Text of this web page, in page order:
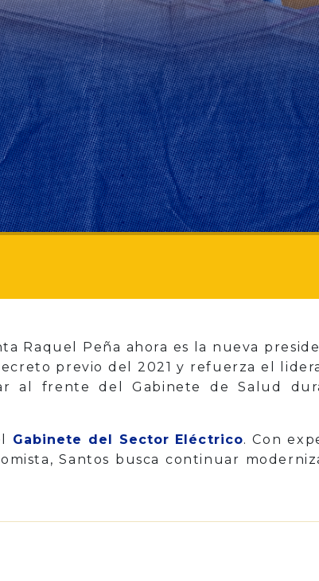
Raquel Peña ahora es la nueva
previo del 2021 y refuerza el
al frente del Gabinete de Salud
Gabinete del Sector Eléctrico. Con
Santos busca continuar